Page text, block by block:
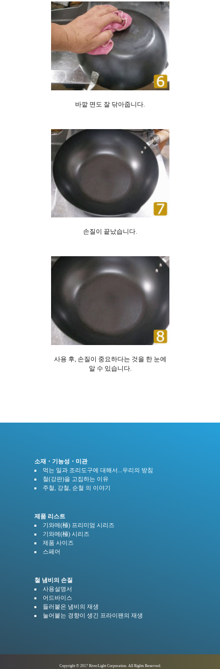
바깥 면도 잘 닦아줍니다.
손질이 끝났습니다.
사용 후, 손질이 중요하다는 것을 한 눈에
알 수 있습니다.
소재・기능성・미관
먹는 일과 조리도구에 대해서...우리의 방침
철(강판)을 고집하는 이유
주철, 강철, 순철 의 이야기
제품 리스트
기와메(極) 프리미엄 시리즈
기와메(極) 시리즈
제품 사이즈
스페어
철 냄비의 손질
사용설명서
어드바이스
들러붙은 냄비의 재생
눌어붙는 경향이 생긴 프라이팬의 재생
Copyright © 2017 RiverLight Corporation. All Rights Reserved.